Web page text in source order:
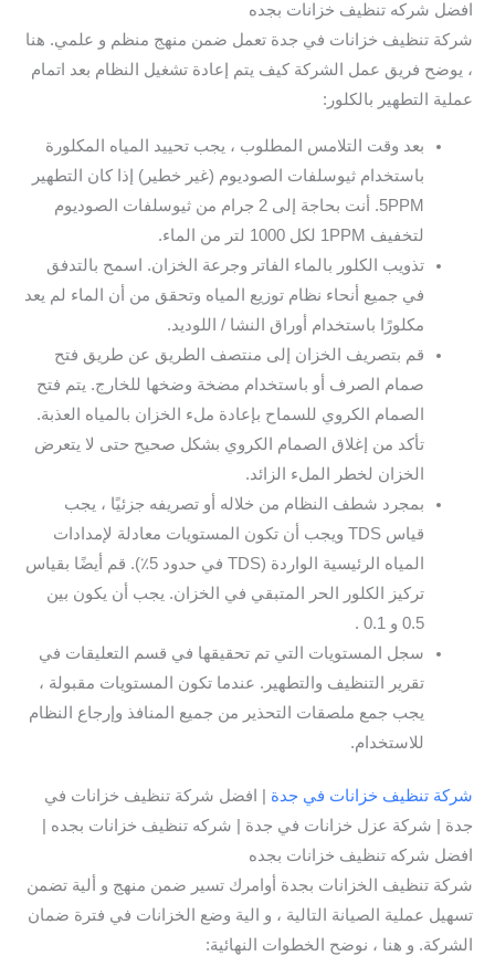
افضل شركه تنظيف خزانات بجده
شركة تنظيف خزانات في جدة تعمل ضمن منهج منظم و علمي. هنا
، يوضح فريق عمل الشركة كيف يتم إعادة تشغيل النظام بعد اتمام
عملية التطهير بالكلور:
بعد وقت التلامس المطلوب ، يجب تحييد المياه المكلورة
باستخدام ثيوسلفات الصوديوم (غير خطير) إذا كان التطهير
5PPM. أنت بحاجة إلى 2 جرام من ثيوسلفات الصوديوم
لتخفيف 1PPM لكل 1000 لتر من الماء.
تذويب الكلور بالماء الفاتر وجرعة الخزان. اسمح بالتدفق
في جميع أنحاء نظام توزيع المياه وتحقق من أن الماء لم يعد
مكلورًا باستخدام أوراق النشا / اللوديد.
قم بتصريف الخزان إلى منتصف الطريق عن طريق فتح
صمام الصرف أو باستخدام مضخة وضخها للخارج. يتم فتح
الصمام الكروي للسماح بإعادة ملء الخزان بالمياه العذبة.
تأكد من إغلاق الصمام الكروي بشكل صحيح حتى لا يتعرض
الخزان لخطر الملء الزائد.
بمجرد شطف النظام من خلاله أو تصريفه جزئيًا ، يجب
قياس TDS ويجب أن تكون المستويات معادلة لإمدادات
المياه الرئيسية الواردة (TDS في حدود 5٪). قم أيضًا بقياس
تركيز الكلور الحر المتبقي في الخزان. يجب أن يكون بين
0.5 و 0.1 .
سجل المستويات التي تم تحقيقها في قسم التعليقات في
تقرير التنظيف والتطهير. عندما تكون المستويات مقبولة ،
يجب جمع ملصقات التحذير من جميع المنافذ وإرجاع النظام
للاستخدام.
شركة تنظيف خزانات في جدة | افضل شركة تنظيف خزانات في
جدة | شركة عزل خزانات في جدة | شركه تنظيف خزانات بجده |
افضل شركه تنظيف خزانات بجده
شركة تنظيف الخزانات بجدة أوامرك تسير ضمن منهج و ألية تضمن
تسهيل عملية الصيانة التالية ، و الية وضع الخزانات في فترة ضمان
الشركة. و هنا ، نوضح الخطوات النهائية: